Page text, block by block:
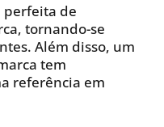
perfeita de
tornando-se
Além disso, um
tem
referência em